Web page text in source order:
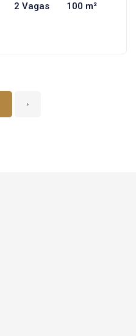
2 Vagas 100 m²
›